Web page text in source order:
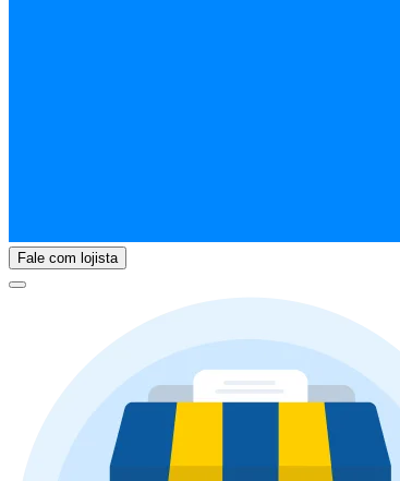
Fale com lojista